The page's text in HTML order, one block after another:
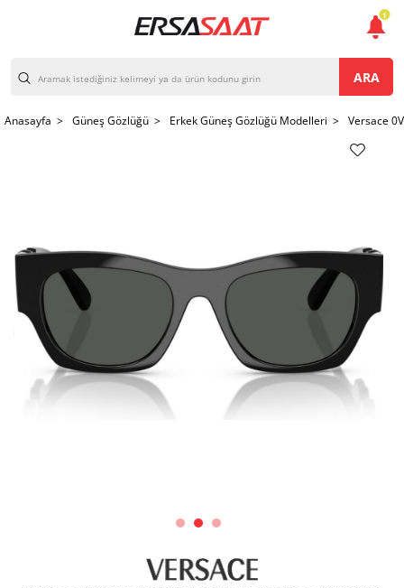
ARA
Anasayfa > Güneş Gözlüğü > Erkek Güneş Gözlüğü Modelleri > Versace
1